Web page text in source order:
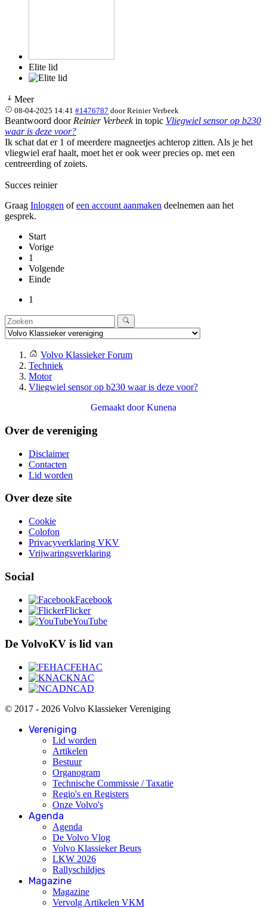
Elite lid
Meer
08-04-2025 14:41 #1476787 doorReinier Verbeek
Beantwoord door Reinier Verbeekin topic Vliegwiel sensor op b230
waar is deze voor?
Ik schat dat er 1 of meerdere magneetjes achterop zitten. Als je het
vliegwiel eraf haalt, moet het er ook weer precies op. met een
centreerding of zoiets.
Succes reinier
Graag Inloggen ofeen account aanmaken deelnemen aan het
gesprek.
Start
Vorige
1
Volgende
Einde
1
Volvo Klassieker Forum
Techniek
Motor
Vliegwiel sensor op b230 waar is deze voor?
Gemaakt doorKunena
Over de vereniging
Disclaimer
Contacten
Lid worden
Over deze site
Cookie
Colofon
Privacyverklaring VKV
Vrijwaringsverklaring
Social
Facebook
Flicker
YouTube
De VolvoKV is lid van
FEHAC
KNAC
NCAD
© 2017 - 2026 Volvo Klassieker Vereniging
Vereniging
Lid worden
Artikelen
Bestuur
Organogram
Technische Commissie / Taxatie
Regio's en Registers
Onze Volvo's
Agenda
Agenda
De Volvo Vlog
Volvo Klassieker Beurs
LKW 2026
Rallyschildjes
Magazine
Magazine
Vervolg Artikelen VKM